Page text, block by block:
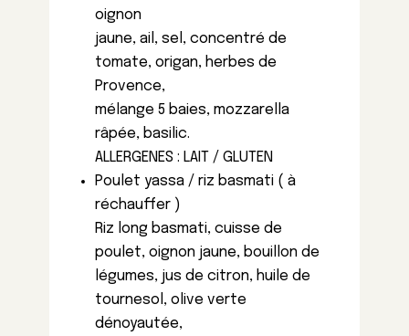
oignon
jaune, ail, sel, concentré de
tomate, origan, herbes de
Provence,
mélange 5 baies, mozzarella
râpée, basilic.
ALLERGENES : LAIT / GLUTEN
Poulet yassa / riz basmati ( à
réchauffer )
Riz long basmati, cuisse de
poulet, oignon jaune, bouillon de
légumes, jus de citron, huile de
tournesol, olive verte
dénoyautée,